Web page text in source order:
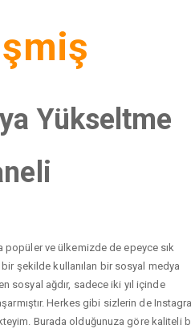
Yükseltme
ve ülkemizde de epeyce sık
şekilde kullanılan bir sosyal medya
sosyal ağdır, sadece iki yıl içinde
Herkes gibi sizlerin de
Burada olduğunuza göre kaliteli